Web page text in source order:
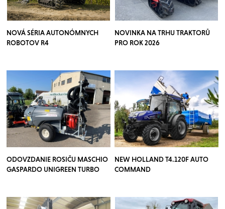
NOVÁ SÉRIA AUTONÓMNYCH
ROBOTOV R4
NOVINKA NA TRHU TRAKTORŮ
PRO ROK 2026
ODOVZDANIE ROSIČU MASCHIO
GASPARDO UNIGREEN TURBO
NEW HOLLAND T4.120F AUTO
COMMAND